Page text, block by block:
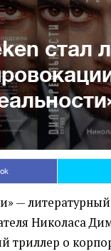
стал
—
Николаса
триллер о